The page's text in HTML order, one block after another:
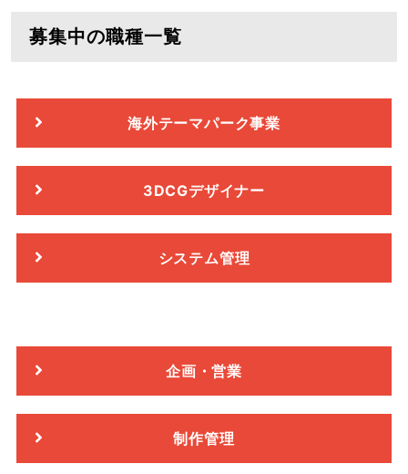
募集中の職種一覧
海外テーマパーク事業
3DCGデザイナー
システム管理
企画・営業
制作管理